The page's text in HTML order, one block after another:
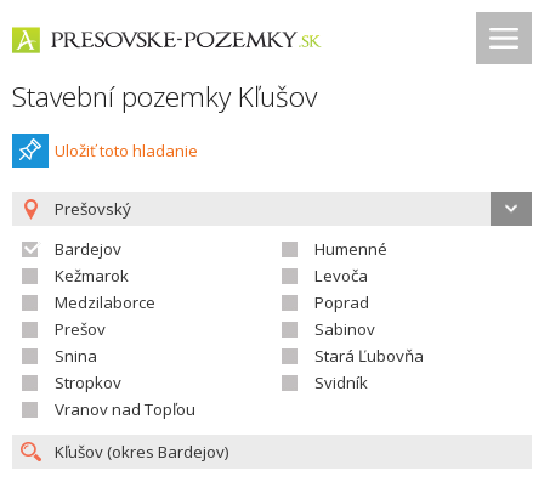
Stavební pozemky Kľušov
Uložiť toto hladanie
Prešovský
Bardejov
Humenné
Kežmarok
Levoča
Medzilaborce
Poprad
Prešov
Sabinov
Snina
Stará Ľubovňa
Stropkov
Svidník
Vranov nad Topľou